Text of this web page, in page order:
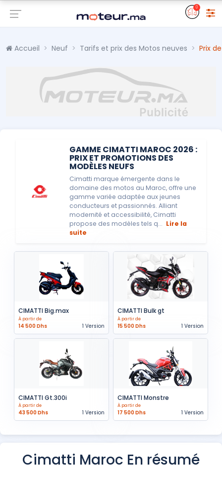
0
Accueil Neuf Tarifs et prix des Motos neuves Prix
GAMME CIMATTI MAROC 2026 :
PRIX ET PROMOTIONS DES
MODÈLES NEUFS
Cimatti marque émergente dans le
domaine des motos au Maroc, offre une
gamme variée adaptée aux jeunes
conducteurs et passionnés. Alliant
modernité et accessibilité, Cimatti
propose des modèles tels q... Lire la
suite
CIMATTI Big.max
À partir de
14 500 Dhs 1 Version
CIMATTI Bulk gt
À partir de
15 500 Dhs 1 Version
CIMATTI Gt.300i
À partir de
43 500 Dhs 1 Version
CIMATTI Monstre
À partir de
17 500 Dhs 1 Version
Cimatti Maroc En résumé